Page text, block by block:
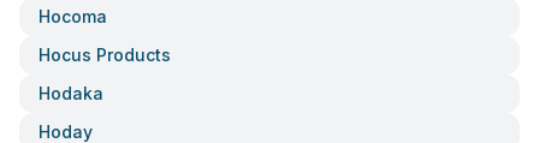
Hocoma
Hocus Products
Hodaka
Hoday